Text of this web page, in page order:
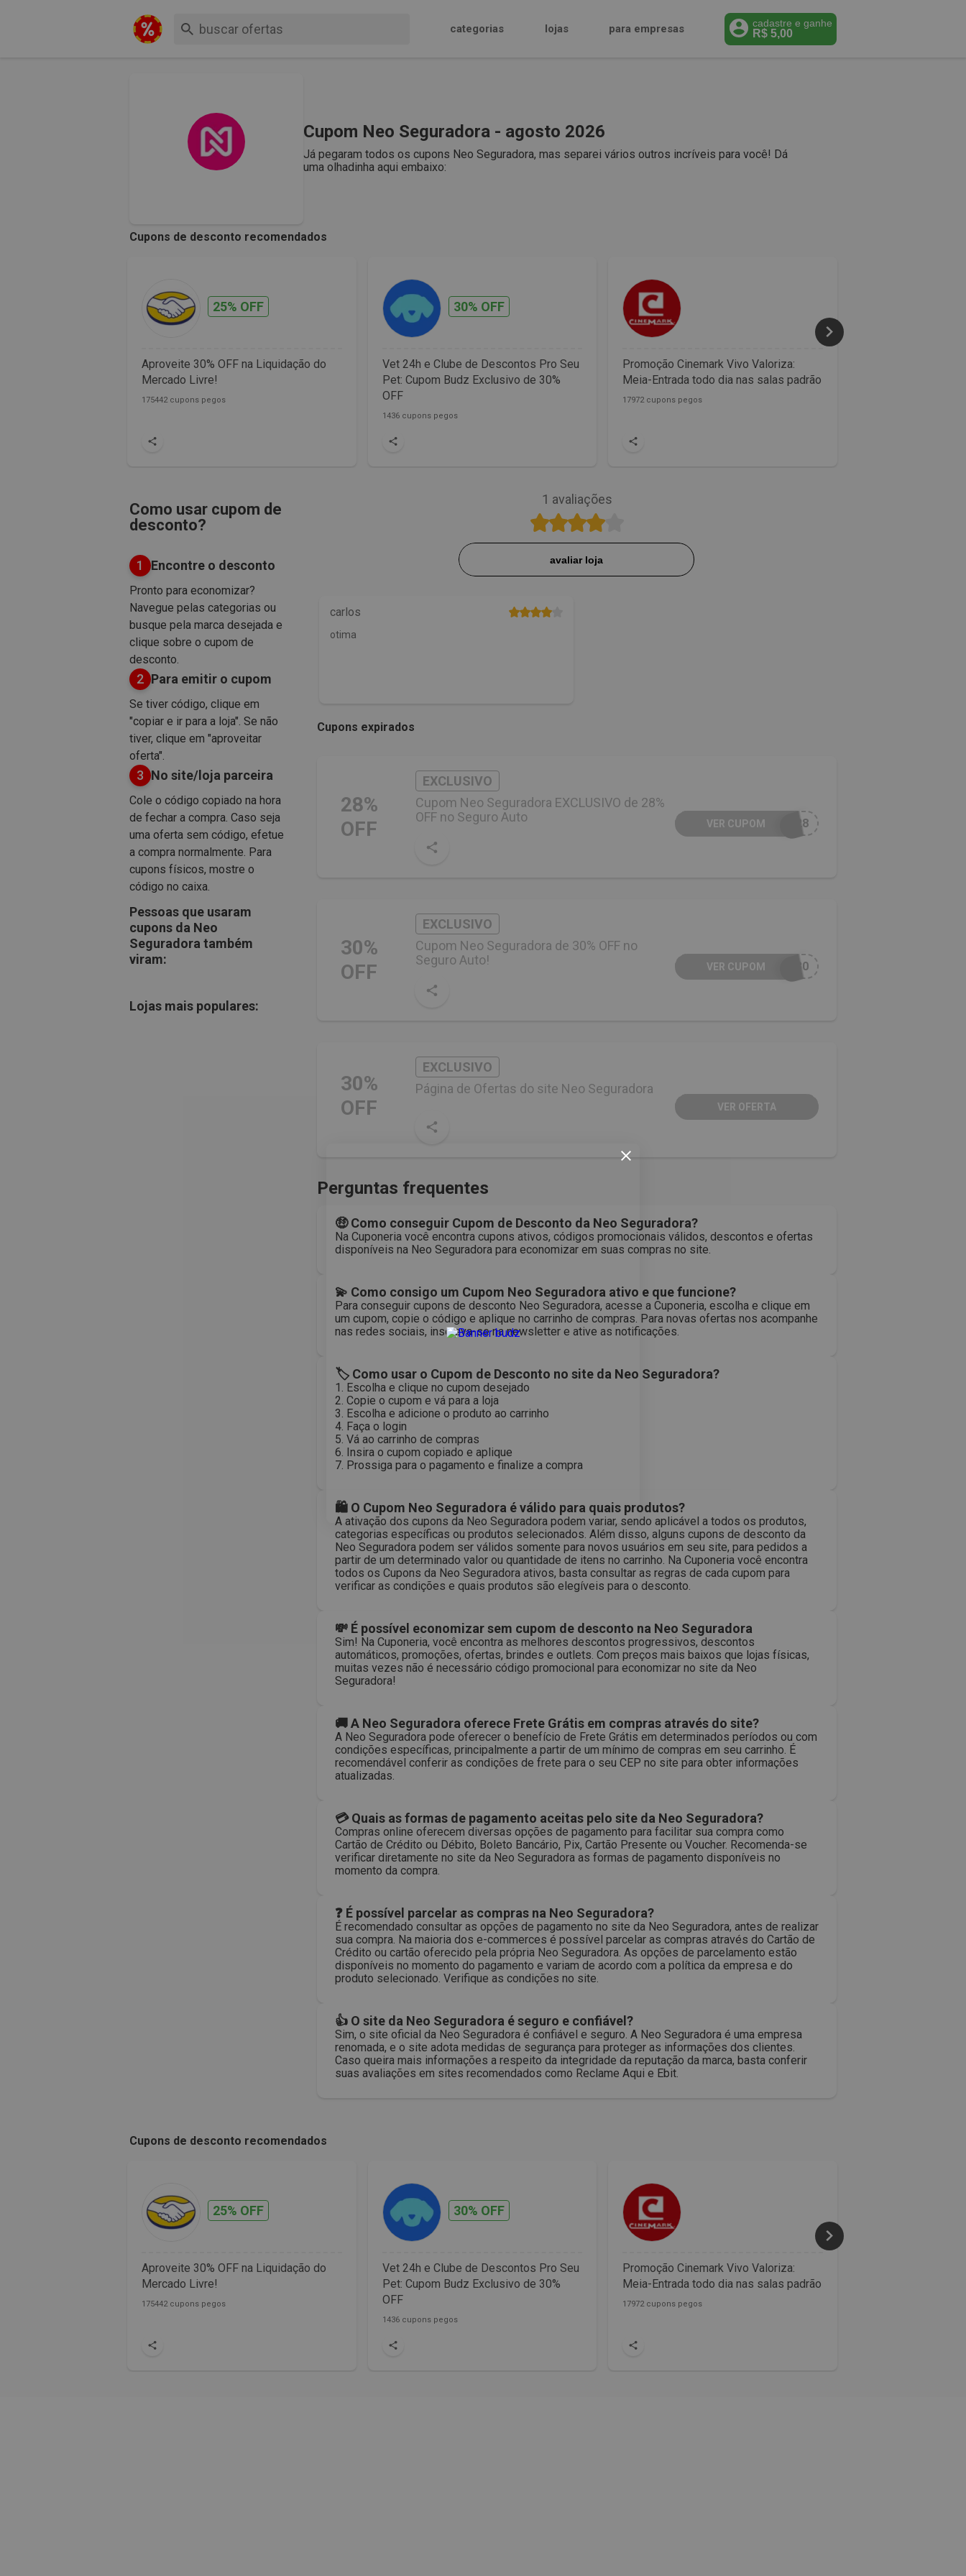
categorias lojas para empresas cadastre e ganhe
R$ 5,00
Cupom Neo Seguradora - agosto 2026
Já pegaram todos os cupons Neo Seguradora, mas separei vários outros incríveis para você! Dá
uma olhadinha aqui embaixo:
Cupons de desconto recomendados
25% OFF
Aproveite 30% OFF na Liquidação do
Mercado Livre!
175442 cupons pegos
30% OFF
Vet 24h e Clube de Descontos Pro Seu
Pet: Cupom Budz Exclusivo de 30%
OFF
1436 cupons pegos
Promoção Cinemark Vivo Valoriza:
Meia-Entrada todo dia nas salas padrão
17972 cupons pegos
Como usar cupom de
desconto?
1 Encontre o desconto
Pronto para economizar?
Navegue pelas categorias ou
busque pela marca desejada e
clique sobre o cupom de
desconto.
2 Para emitir o cupom
Se tiver código, clique em
"copiar e ir para a loja". Se não
tiver, clique em "aproveitar
oferta".
3 No site/loja parceira
Cole o código copiado na hora
de fechar a compra. Caso seja
uma oferta sem código, efetue
a compra normalmente. Para
cupons físicos, mostre o
código no caixa.
Pessoas que usaram
cupons da Neo
Seguradora também
viram:
Lojas mais populares:
1 avaliações
avaliar loja
carlos
otima
Cupons expirados
28%
OFF
EXCLUSIVO
Cupom Neo Seguradora EXCLUSIVO de 28%
OFF no Seguro Auto
A28
VER CUPOM
30%
OFF
EXCLUSIVO
Cupom Neo Seguradora de 30% OFF no
Seguro Auto!
A30
VER CUPOM
30%
OFF
EXCLUSIVO
Página de Ofertas do site Neo Seguradora
VER OFERTA
Perguntas frequentes
🤑 Como conseguir Cupom de Desconto da Neo Seguradora?
Na Cuponeria você encontra cupons ativos, códigos promocionais válidos, descontos e ofertas
disponíveis na Neo Seguradora para economizar em suas compras no site.
💫 Como consigo um Cupom Neo Seguradora ativo e que funcione?
Para conseguir cupons de desconto Neo Seguradora, acesse a Cuponeria, escolha e clique em
um cupom, copie o código e aplique no carrinho de compras. Para novas ofertas nos acompanhe
nas redes sociais, inscreva-se na newsletter e ative as notificações.
🏷 Como usar o Cupom de Desconto no site da Neo Seguradora?
1. Escolha e clique no cupom desejado
2. Copie o cupom e vá para a loja
3. Escolha e adicione o produto ao carrinho
4. Faça o login
5. Vá ao carrinho de compras
6. Insira o cupom copiado e aplique
7. Prossiga para o pagamento e finalize a compra
🛍 O Cupom Neo Seguradora é válido para quais produtos?
A ativação dos cupons da Neo Seguradora podem variar, sendo aplicável a todos os produtos,
categorias específicas ou produtos selecionados. Além disso, alguns cupons de desconto da
Neo Seguradora podem ser válidos somente para novos usuários em seu site, para pedidos a
partir de um determinado valor ou quantidade de itens no carrinho. Na Cuponeria você encontra
todos os Cupons da Neo Seguradora ativos, basta consultar as regras de cada cupom para
verificar as condições e quais produtos são elegíveis para o desconto.
💸 É possível economizar sem cupom de desconto na Neo Seguradora
Sim! Na Cuponeria, você encontra as melhores descontos progressivos, descontos
automáticos, promoções, ofertas, brindes e outlets. Com preços mais baixos que lojas físicas,
muitas vezes não é necessário código promocional para economizar no site da Neo
Seguradora!
🚚 A Neo Seguradora oferece Frete Grátis em compras através do site?
A Neo Seguradora pode oferecer o benefício de Frete Grátis em determinados períodos ou com
condições específicas, principalmente a partir de um mínimo de compras em seu carrinho. É
recomendável conferir as condições de frete para o seu CEP no site para obter informações
atualizadas.
💳 Quais as formas de pagamento aceitas pelo site da Neo Seguradora?
Compras online oferecem diversas opções de pagamento para facilitar sua compra como
Cartão de Crédito ou Débito, Boleto Bancário, Pix, Cartão Presente ou Voucher. Recomenda-se
verificar diretamente no site da Neo Seguradora as formas de pagamento disponíveis no
momento da compra.
❓ É possível parcelar as compras na Neo Seguradora?
É recomendado consultar as opções de pagamento no site da Neo Seguradora, antes de realizar
sua compra. Na maioria dos e-commerces é possível parcelar as compras através do Cartão de
Crédito ou cartão oferecido pela própria Neo Seguradora. As opções de parcelamento estão
disponíveis no momento do pagamento e variam de acordo com a política da empresa e do
produto selecionado. Verifique as condições no site.
👍 O site da Neo Seguradora é seguro e confiável?
Sim, o site oficial da Neo Seguradora é confiável e seguro. A Neo Seguradora é uma empresa
renomada, e o site adota medidas de segurança para proteger as informações dos clientes.
Caso queira mais informações a respeito da integridade da reputação da marca, basta conferir
suas avaliações em sites recomendados como Reclame Aqui e Ebit.
Cupons de desconto recomendados
25% OFF
Aproveite 30% OFF na Liquidação do
Mercado Livre!
175442 cupons pegos
30% OFF
Vet 24h e Clube de Descontos Pro Seu
Pet: Cupom Budz Exclusivo de 30%
OFF
1436 cupons pegos
Promoção Cinemark Vivo Valoriza:
Meia-Entrada todo dia nas salas padrão
17972 cupons pegos